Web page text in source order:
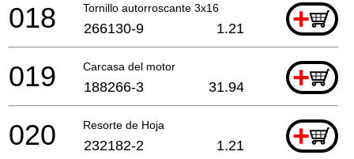
Tornillo autorroscante 3x16 +
018 266130-9 1.21
Carcasa del motor +
019 188266-3 31.94
Resorte de Hoja +
020 232182-2 1.21